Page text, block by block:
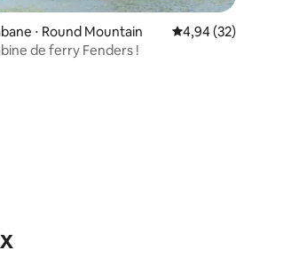
5
sur la base de 126 commentaires : 4,97 sur 5
⋅ Round Mountain Évaluation moyenne
4,94 (32)
de ferry Fenders !